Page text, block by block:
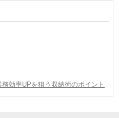
効率UPを狙う収納術のポイント